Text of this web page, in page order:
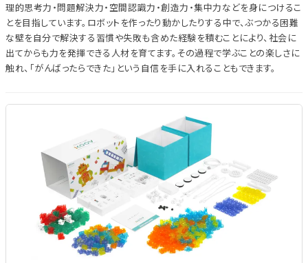
理的思考力・問題解決力・空間認識力・創造力・集中力などを身につけるこ
とを目指しています。ロボットを作ったり動かしたりする中で、ぶつかる困難
な壁を自分で解決する習慣や失敗も含めた経験を積むことにより、社会に
出てからも力を発揮できる人材を育てます。その過程で学ぶことの楽しさに
触れ、「がんばったらできた」という自信を手に入れることもできます。